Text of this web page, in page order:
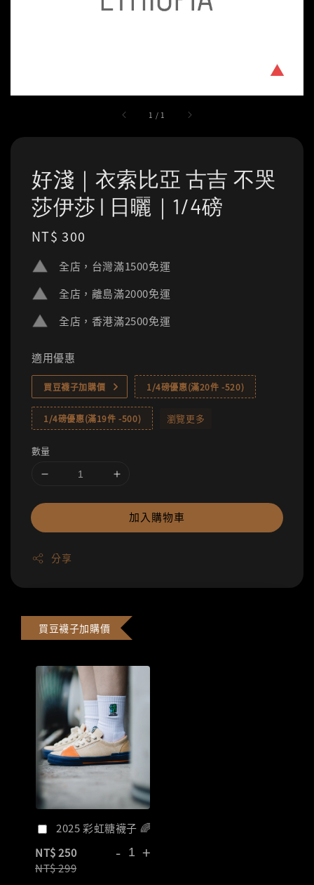
1 / 1
好淺｜衣索比亞 古吉 不哭
莎伊莎 | 日曬｜1/4磅
Regular
NT$ 300
全店，台灣滿1500免運
全店，離島滿2000免運
全店，香港滿2500免運
適用優惠
買豆襪子加購價 1/4磅優惠(滿20件 -520)
1/4磅優惠(滿19件 -500) 瀏覽更多
數量
加入購物車
分享
買豆襪子加購價
2025 彩虹糖襪子 🌈
NT$ 250
NT$ 299
- +